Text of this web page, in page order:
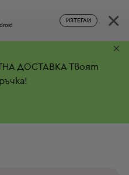
ИЗТЕГЛИ ×
ДОСТАВКА Твоят
×